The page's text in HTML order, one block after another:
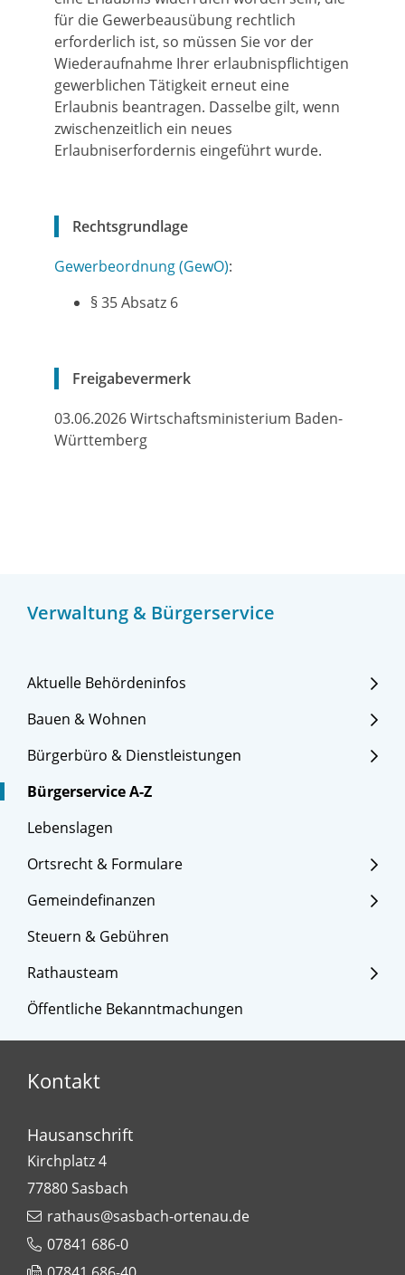
Verwaltung & Bürgerservice
Aktuelle Behördeninfos
Bauen & Wohnen
Bürgerbüro & Dienstleistungen
Bürgerservice A-Z
Lebenslagen
Ortsrecht & Formulare
Gemeindefinanzen
Steuern & Gebühren
Rathausteam
Öffentliche Bekanntmachungen
für die Gewerbeausübung rechtlich
erforderlich ist, so müssen Sie vor der
Wiederaufnahme Ihrer erlaubnispflichtigen
gewerblichen Tätigkeit erneut eine
Erlaubnis beantragen. Dasselbe gilt, wenn
zwischenzeitlich ein neues
Erlaubniserfordernis eingeführt wurde.
Rechtsgrundlage
Gewerbeordnung (GewO):
§ 35 Absatz 6
Freigabevermerk
03.06.2026 Wirtschaftsministerium Baden-
Württemberg
Kontakt
Hausanschrift
Kirchplatz 4
77880Sasbach
rathaus@sasbach-ortenau.de
07841 686-0